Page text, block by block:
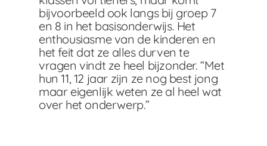
bijvoorbeeld ook langs bij groep 7
en 8 in het basisonderwijs. Het
enthousiasme van de kinderen en
het feit dat ze alles durven te
vragen vindt ze heel bijzonder. “Met
hun 11, 12 jaar zijn ze nog best jong
maar eigenlijk weten ze al heel wat
over het onderwerp.”